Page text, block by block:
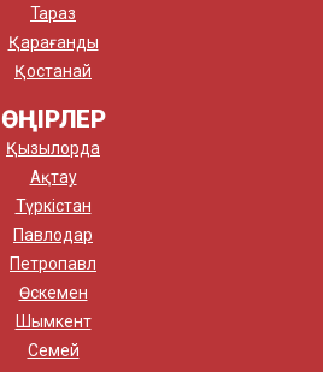
Тараз
Қарағанды
Қостанай
ӨҢІРЛЕР
Қызылорда
Ақтау
Түркістан
Павлодар
Петропавл
Өскемен
Шымкент
Семей